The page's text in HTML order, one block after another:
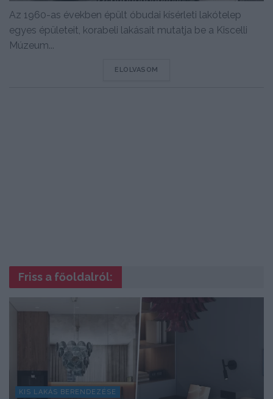
Az 1960-as években épült óbudai kísérleti lakótelep
egyes épületeit, korabeli lakásait mutatja be a Kiscelli
Múzeum...
ELOLVASOM
Friss a főoldalról:
KIS LAKÁS BERENDEZÉSE